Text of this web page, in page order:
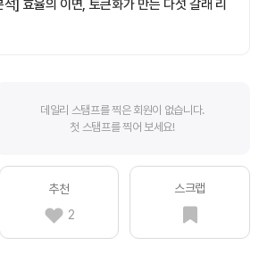
석] 효율의 이면, 토큰화가 만든 다섯 갈래 리
데일리 스탬프를 찍은 회원이 없습니다.
첫 스탬프를 찍어 보세요!
추천
2
스크랩